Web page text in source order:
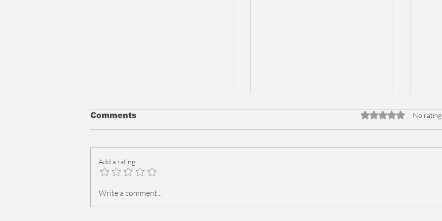
حفل غنائي منتظر لتامر عاشور
Comments Rated 0 out of 5
No
Add a rating
Write a comment...